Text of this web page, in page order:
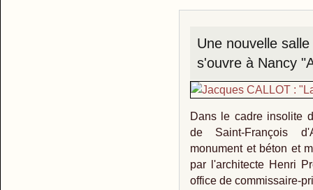
Une nouvelle
s'ouvre à Nancy
Dans le cadre insolite
de Saint-François
monument et béton et
par l'architecte Henri
office de commissaire-